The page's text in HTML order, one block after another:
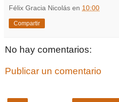
Félix Gracia Nicolás en 10:00
Compartir
No hay comentarios:
Publicar un comentario